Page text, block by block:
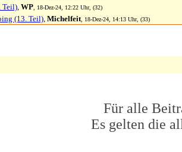
Teil), WP , 18-Dez-24, 12:22 Uhr, (32)
(13. Teil), Michelfeit , 18-Dez-24, 14:13 Uhr, (33)
Für alle
Es gelten die